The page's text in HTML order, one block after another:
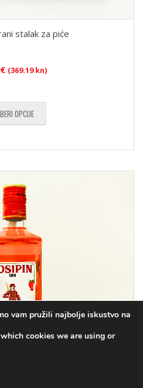
stalak za piće
€ (369.19 kn)
OPCIJE
vam pružili najbolje iskustvo na
cookies we are using or